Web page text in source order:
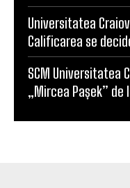
Universitatea
Calificarea se
SCM Universitatea
„Mircea Pașek” de